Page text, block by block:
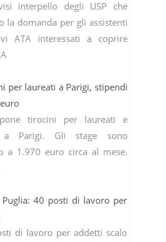
interpello degli USP che
la domanda per gli assistenti
ATA interessati a coprire
per laureati a Parigi, stipendi
tirocini per laureati e
a Parigi. Gli stage sono
a 1.970 euro circa al mese.
40 posti di lavoro per
di lavoro per addetti scalo